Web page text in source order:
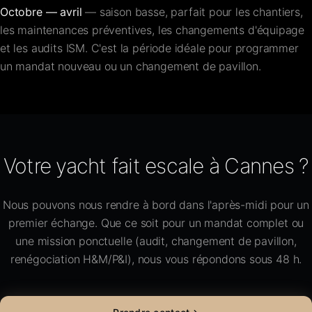
Octobre — avril — saison basse, parfait pour les chantiers,
les maintenances préventives, les changements d'équipage
et les audits ISM. C'est la période idéale pour programmer
un mandat nouveau ou un changement de pavillon.
Votre yacht fait escale à Cannes ?
Nous pouvons nous rendre à bord dans l'après-midi pour un
premier échange. Que ce soit pour un mandat complet ou
une mission ponctuelle (audit, changement de pavillon,
renégociation H&M/P&I), nous vous répondons sous 48 h.